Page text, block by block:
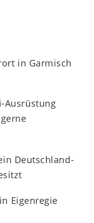
in Garmisch
Ausrüstung
Deutschland-
Eigenregie